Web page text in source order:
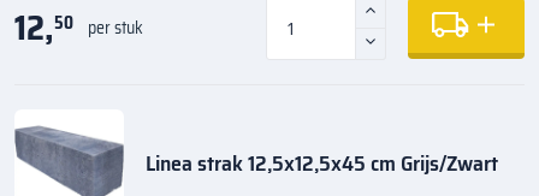
12,50 per stuk
Linea strak 12,5x12,5x45 cm Grijs/Zwart